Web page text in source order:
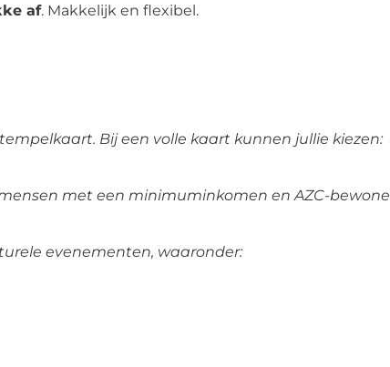
af. Makkelijk en flexibel.
Bij een volle kaart kunnen jullie kiezen:
met een minimuminkomen en AZC-
evenementen, waaronder: